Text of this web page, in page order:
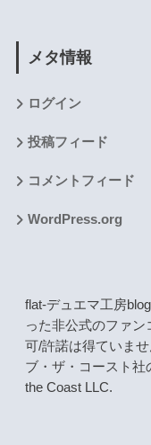
メタ情報
ログイン
投稿フィード
コメントフィード
WordPress.org
flat-デュエマ工房
った非公式のファ
可/許諾は得ていま
ブ・ザ・コースト
the Coast LLC.